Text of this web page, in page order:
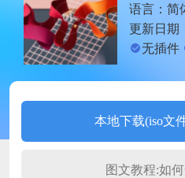
语言：简
更新日期
无插件
本地下载(iso文
图文教程:如